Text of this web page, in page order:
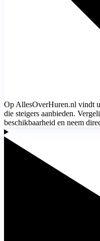
Op AllesOverHuren.nl vindt
die steigers aanbieden.
beschikbaarheid en neem